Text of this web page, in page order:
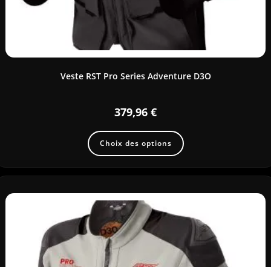
Veste RST Pro Series Adventure D3O
379,96 €
Choix des options